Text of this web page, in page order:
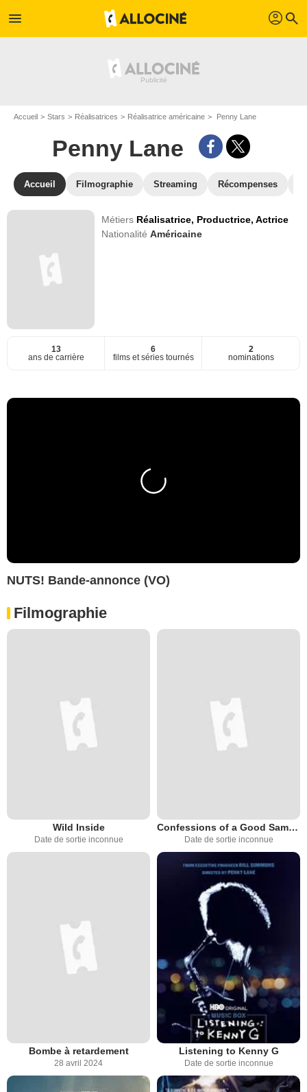
menu profil search
Accueil Stars Réalisatrices Réalisatrice américaine Penny Lane
Penny Lane
Accueil Filmographie Streaming Récompenses
Métiers Réalisatrice, Productrice,Actrice
NationalitéAméricaine
13
ans de carrière
6
films et séries tournés
2
nominations
NUTS! Bande-annonce (VO)
Filmographie
Wild Inside
Date de sortie inconnue
Confessions of a Good Samaritan
Date de sortie inconnue
Bombe à retardement
28 avril 2024
Listening to Kenny G
Date de sortie inconnue